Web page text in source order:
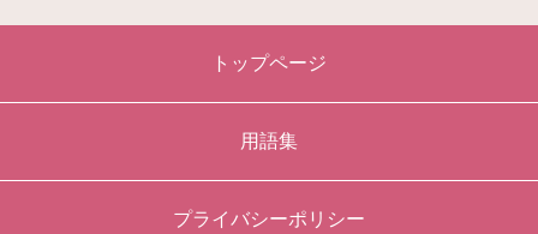
トップページ
用語集
プライバシーポリシー